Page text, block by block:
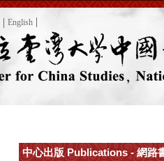
English
中心出版 Publications - 網路